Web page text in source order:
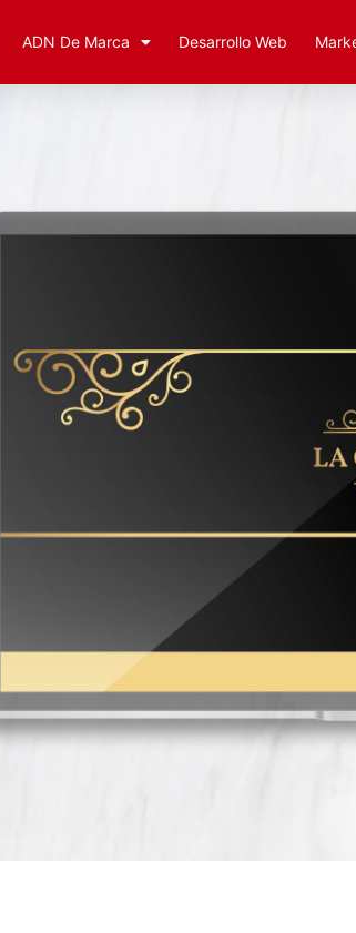
ADN De Marca Desarrollo Web